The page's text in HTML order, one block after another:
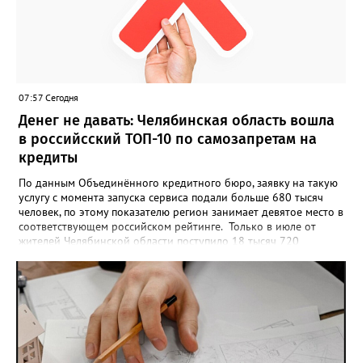
проекта», - говорится в инструкции на сайте проекта. ‍Заявка
может быть семейной, а после модерации стать частью
визуального архива проекта. 20 участников обещают
пригласить на итоговую фотосессию в Москве. Персональную
«Карту улыбок», которую можно скачать, сохранить и
опубликовать в социальных сетях, отмечают в оргкомитете,
получат все, кто улыбнулся.
07:57 Сегодня
Денег не давать: Челябинская область вошла
в российсский ТОП-10 по самозапретам на
кредиты
По данным Объединённого кредитного бюро, заявку на такую
услугу с момента запуска сервиса подали больше 680 тысяч
человек, по этому показателю регион занимает девятое место в
соответствующем российском рейтинге. Только в июле от
жителей Челябинской области поступило 18 тысяч 720
снятие. В целом не давать им взаймы сегодня просят 543 с
лишним тысячи человек. Почти 89 тысяч за это время решили
запрет отозвать. При этом, утверждают аналитики бюро,
примерно каждый пятый из тех, кто установил самозапрет,
никогда кредиты не брал, столько же погасили долги недавно,
а больше половины имеют долговые обязательства сейчас.